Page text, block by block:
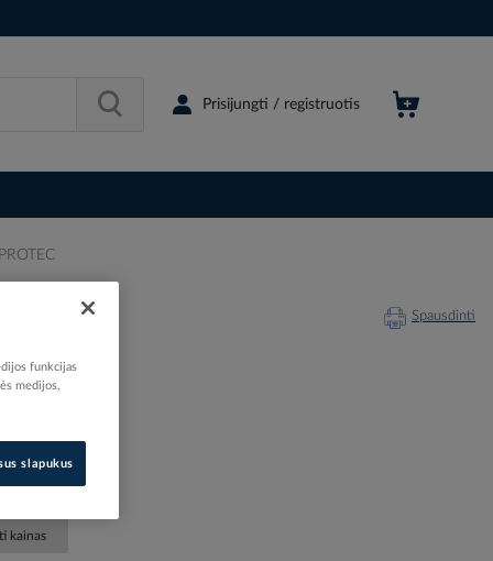
Prisijungti / registruotis
Spausdinti
203247
kainas
funkcijas
medijos,
slapukus